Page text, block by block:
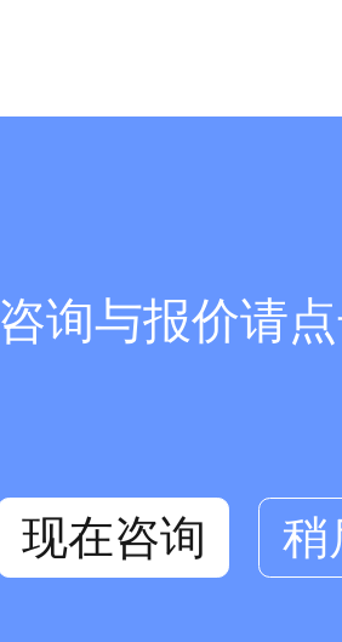
咨询与报价请
现在咨询 稍